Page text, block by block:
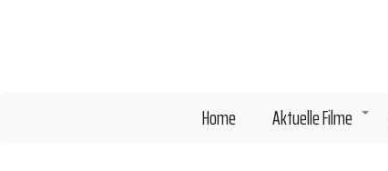
Home +
Aktuelle Filme